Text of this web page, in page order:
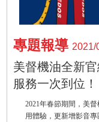
專題報導 2021/
美督機油全新
服務一次到位！
2021年春節期間，美
用體驗，更新增影音